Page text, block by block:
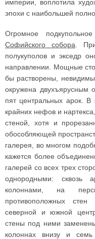
империи, воплотила
эпохи с наибольшей
Огромное
Софийского собора .
полукуполов и экседр
направлении. Мощные
бы растворены,
окружена
пят центральных арок. В
крайних нефов и
стеной, хотя и
обособляющей
галерея, во многом
кажется более
галерей со всех трех
однородными: сквозь
колоннами, на
противоположных стен
северной и южной
стены под ними
колоннах внизу и